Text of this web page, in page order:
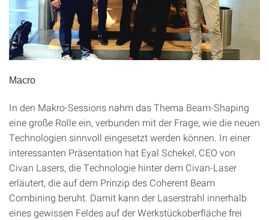
Macro
In den Makro-Sessions nahm das Thema Beam-Shaping
eine große Rolle ein, verbunden mit der Frage, wie die neuen
Technologien sinnvoll eingesetzt werden können. In einer
interes­santen Präsentation hat Eyal Schekel, CEO von
Civan Lasers, die Technologie hinter dem Civan-Laser
erläutert, die auf dem Prinzip des Coherent Beam
Combining beruht. Damit kann der Laserstrahl innerhalb
eines gewissen Feldes auf der Werkstückoberfläche frei